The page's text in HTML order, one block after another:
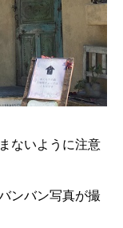
ないように注意
ンバン写真が撮